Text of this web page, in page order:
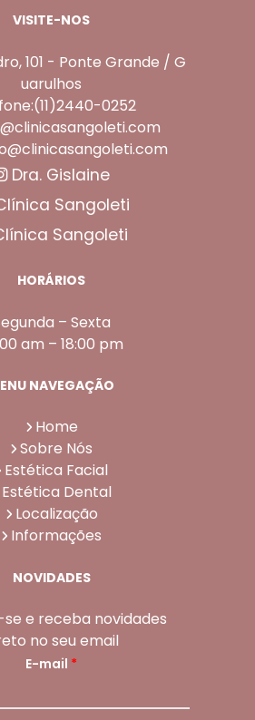
VISITE-NOS
101 - Ponte Grande / G
uarulhos
0252
Dra. Gislaine
Sangoleti
Sangoleti
HORÁRIOS
– Sexta
am – 18:00 pm
NAVEGAÇÃO
Home
Sobre Nós
Estética Facial
Estética Dental
Localização
Informações
NOVIDADES
e receba novidades
no seu email
E-mail *